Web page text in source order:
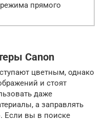
прямого
Canon
цветным, однако
и стоят
даже
а заправлять
Если вы в поиске